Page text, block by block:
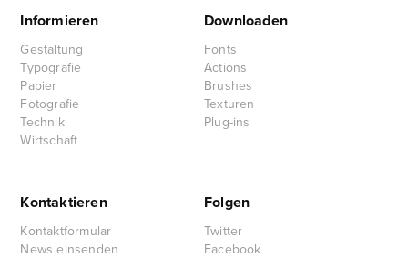
Informieren
Gestaltung
Typografie
Papier
Fotografie
Technik
Wirtschaft
Downloaden
Fonts
Actions
Brushes
Texturen
Plug-ins
Kontaktieren
Kontaktformular
News einsenden
Folgen
Twitter
Facebook